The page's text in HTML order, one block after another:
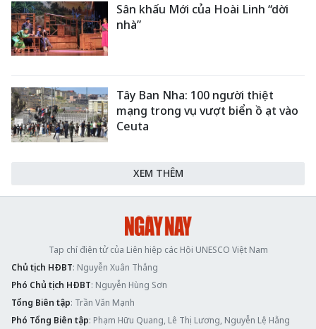
Sân khấu Mới của Hoài Linh “dời
nhà”
Tây Ban Nha: 100 người thiệt
mạng trong vụ vượt biển ồ ạt vào
Ceuta
XEM THÊM
Tạp chí điện tử của Liên hiệp các Hội UNESCO Việt Nam
Chủ tịch HĐBT: Nguyễn Xuân Thắng
Phó Chủ tịch HĐBT: Nguyễn Hùng Sơn
Tổng Biên tập: Trần Văn Mạnh
Phó Tổng Biên tập: Phạm Hữu Quang, Lê Thị Lương, Nguyễn Lệ Hằng